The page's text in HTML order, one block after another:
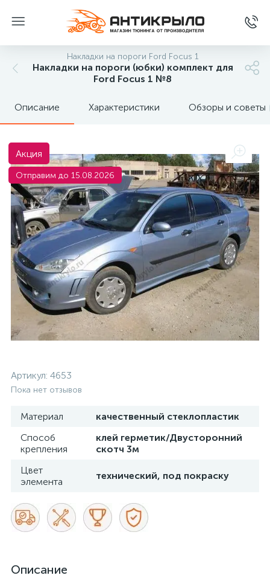
Накладки на пороги Ford Focus 1
Накладки на пороги (юбки) комплект для
Ford Focus 1 №8
Описание Характеристики Обзоры и советы
Акция
Отправим до 15.08.2026
Артикул: 4653
Пока нет отзывов
Материал
качественный стеклопластик
Способ
крепления
клей герметик/Двусторонний
скотч 3м
Цвет
элемента
технический, под покраску
Описание